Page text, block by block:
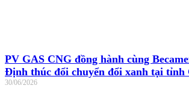
PV GAS CNG đồng hành cùng
Định thúc đổi chuyển đổi xanh tại tỉnh
30/06/2026